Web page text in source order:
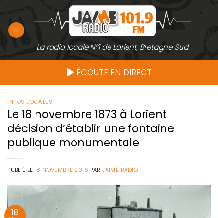
contenu
La radio locale N°1 de Lorient, Bretagne Sud
ÉCOUTE EN DIRECT
INFOS LOCALES
Le 18 novembre 1873 à Lorient
décision d’établir une fontaine
publique monumentale
PUBLIÉ LE 18 NOVEMBRE 2016 PARJAIME RADIO
18